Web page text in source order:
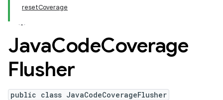
resetCoverage
JavaCodeCoverage
Flusher
public class JavaCodeCoverageFlusher